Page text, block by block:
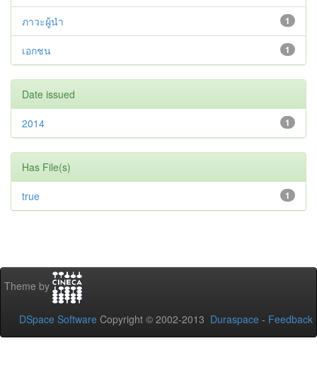
1
ภาวะผู้นำ
1
เอกชน
Date issued
1
2014
Has File(s)
1
true
Theme by
DSpace Software Copyright © 2002-2013 Duraspace - Feedback